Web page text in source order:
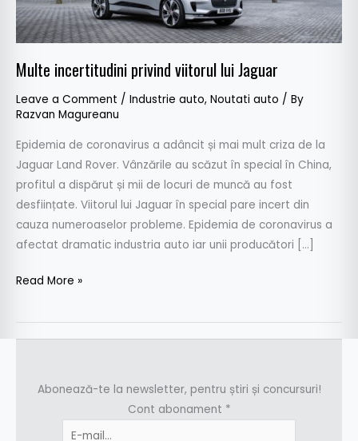
Multe incertitudini privind viitorul lui Jaguar
Leave a Comment / Industrie auto, Noutati auto / By
Razvan Magureanu
Epidemia de coronavirus a adâncit și mai mult criza de la
Jaguar Land Rover. Vânzările au scăzut în special în China,
profitul a dispărut și mii de locuri de muncă au fost
desființate. Viitorul lui Jaguar în special pare incert din
cauza numeroaselor probleme. Epidemia de coronavirus a
afectat dramatic industria auto iar unii producători […]
Read More »
Abonează-te la newsletter, pentru știri și concursuri!
Cont abonament *